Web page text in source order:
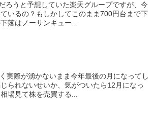
ろうと予想していた楽天グループですが、今
いるの？もしかしてこのまま700円台まで下
落はノーサンキュー...
実際が湧かないまま今年最後の月になってし
られないせいか、気がついたら12月になっ
場見て株を売買する...